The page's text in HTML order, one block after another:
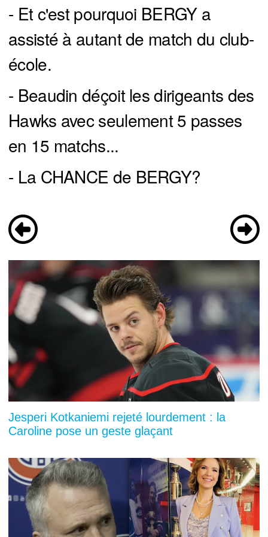
- Et c'est pourquoi BERGY a
assisté à autant de match du club-
école.
- Beaudin déçoit les dirigeants des
Hawks avec seulement 5 passes
en 15 matchs...
- La CHANCE de BERGY?
Jesperi Kotkaniemi rejeté lourdement : la
Caroline pose un geste glaçant